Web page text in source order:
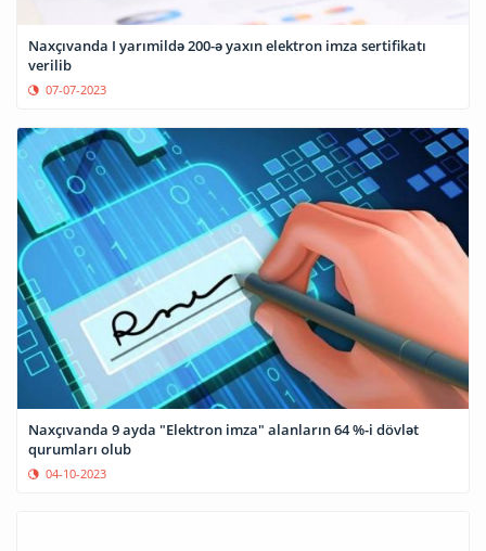
Naxçıvanda I yarımildə 200-ə yaxın elektron imza sertifikatı
verilib
07-07-2023
Naxçıvanda 9 ayda "Elektron imza" alanların 64 %-i dövlət
qurumları olub
04-10-2023